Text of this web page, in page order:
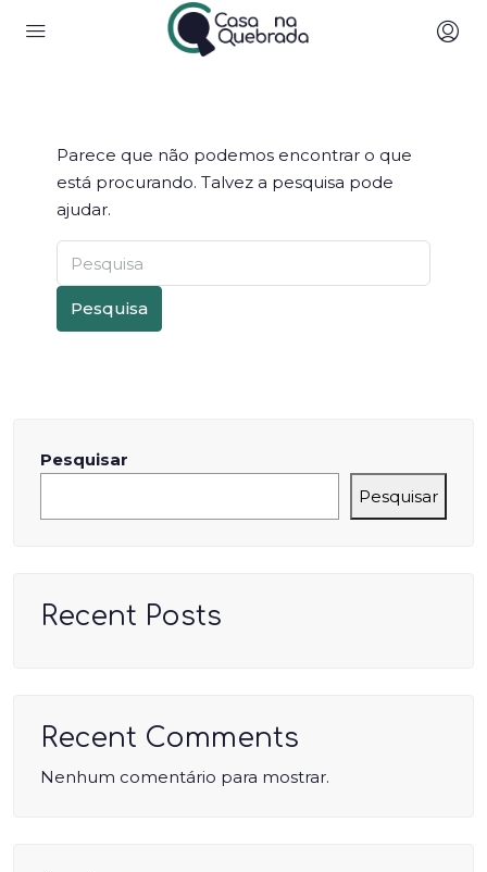
Parece que não podemos encontrar o que
está procurando. Talvez a pesquisa pode
ajudar.
Pesquisa
Pesquisar
Pesquisar
Recent Posts
Recent Comments
Nenhum comentário para mostrar.